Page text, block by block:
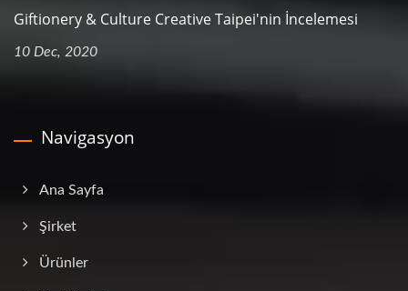
Giftionery & Culture Creative Taipei'nin İncelemesi
10 Dec, 2020
Navigasyon
Ana Sayfa
Şirket
Ürünler